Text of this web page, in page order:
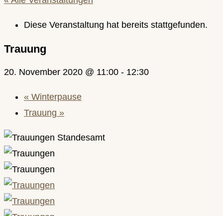
Diese Veranstaltung hat bereits stattgefunden.
Trauung
20. November 2020 @ 11:00 - 12:30
« Winterpause
Trauung »